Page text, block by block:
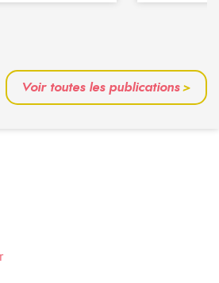
Voir toutes les publications>